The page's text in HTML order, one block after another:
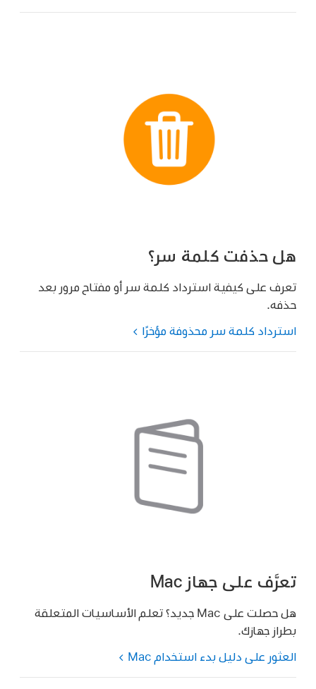
هل حذفت كلمة سر؟
تعرف على كيفية استرداد كلمة سر أو مفتاح مرور بعد
حذفه.
استرداد كلمة سر محذوفة مؤخرًا
تعرَّف على جهاز Mac
هل حصلت على Mac جديد؟ تعلم الأساسيات المتعلقة
بطراز جهازك.
العثور على دليل بدء استخدام Mac